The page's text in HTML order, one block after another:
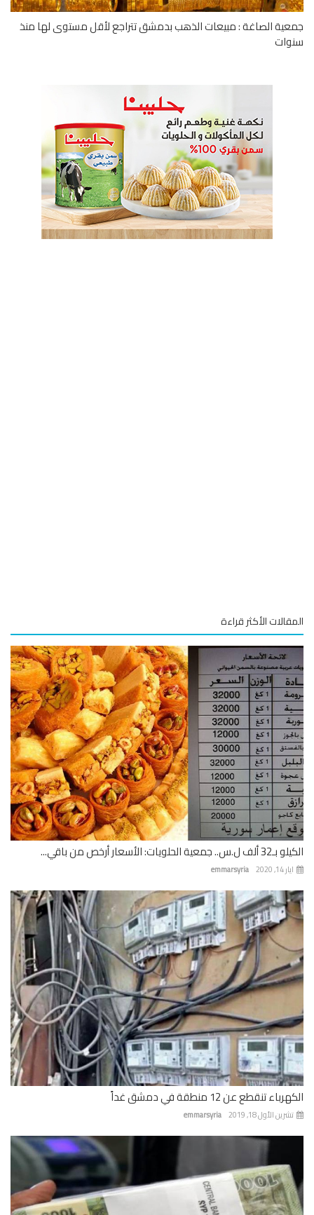
الصاغة : مبيعات الذهب بدمشق تتراجع لأقل مستوى لها منذ
الأكثر قراءة
الحلويات: الأسعار أرخص من باقي...
emmarsyria
تنقطع عن 12 منطقة في دمشق غداً
emmarsyria الأول 18, 2019